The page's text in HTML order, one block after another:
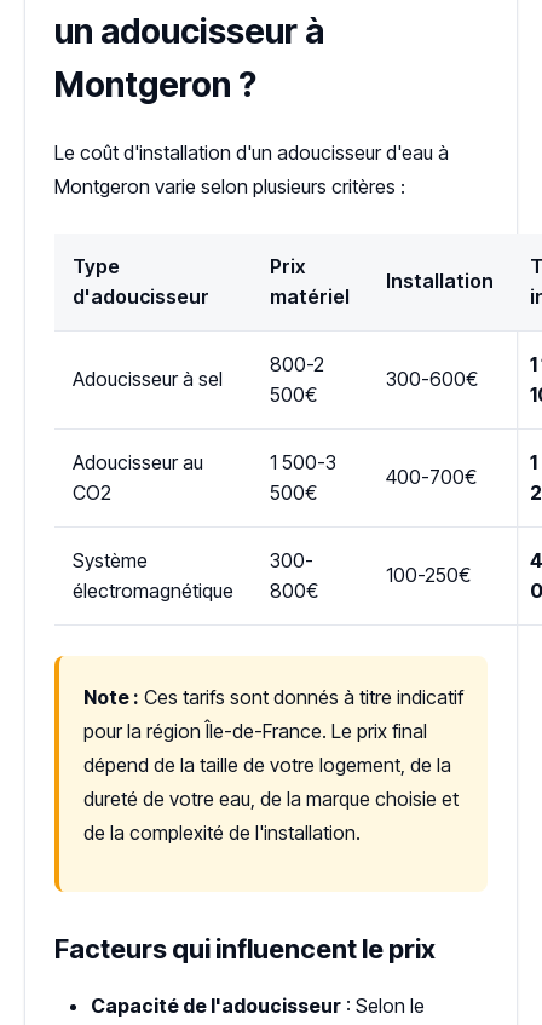
un adoucisseur à
Montgeron ?
Le coût d'installation d'un adoucisseur d'eau à
Montgeron varie selon plusieurs critères :
Type
d'adoucisseur
Prix
matériel
Installation
Adoucisseur à sel
800-2
500€
300-600€
Adoucisseur au
CO2
1 500-3
500€
400-700€
Système
électromagnétique
300-
800€
100-250€
Note : Ces tarifs sont donnés à titre indicatif
pour la région Île-de-France. Le prix final
dépend de la taille de votre logement, de la
dureté de votre eau, de la marque choisie et
de la complexité de l'installation.
Facteurs qui influencent le prix
Capacité de l'adoucisseur : Selon le